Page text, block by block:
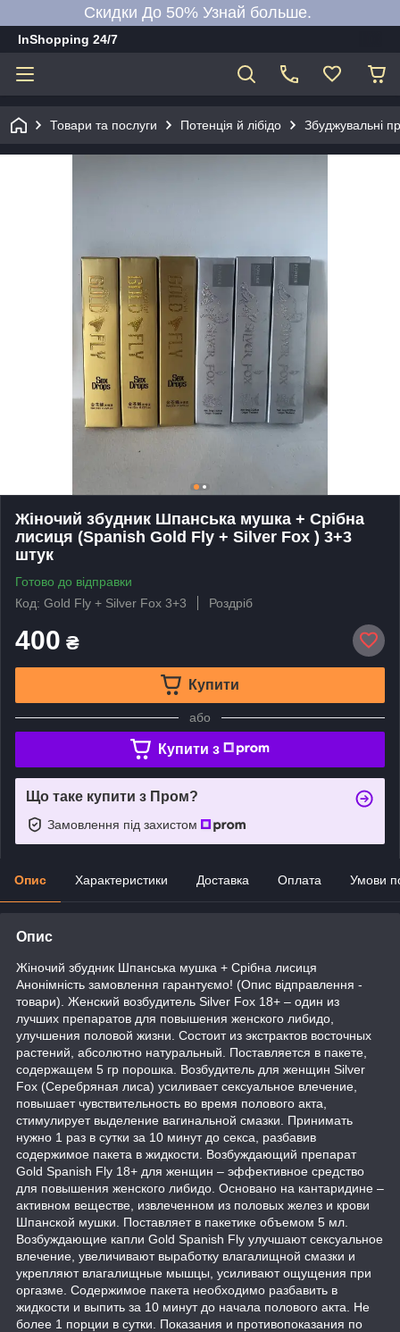
Скидки До 50% Узнай больше.
InShopping 24/7
Товари та послуги Потенція й лібідо Збуджувальні
Жіночий збудник Шпанська мушка + Срібна
лисиця (Spanish Gold Fly + Silver Fox ) 3+3
штук
Готово до відправки
Код: Gold Fly + Silver Fox 3+3
Роздріб
400 ₴
Купити
або
Купити з
Що таке купити з Пром?
Замовлення під захистом
Опис Характеристики Доставка Оплата Умови
Опис
Жіночий збудник Шпанська мушка + Срібна лисиця
Анонімність замовлення гарантуємо! (Опис відправлення -
товари). Женский возбудитель Silver Fox 18+ – один из
лучших препаратов для повышения женского либидо,
улучшения половой жизни. Состоит из экстрактов восточных
растений, абсолютно натуральный. Поставляется в пакете,
содержащем 5 гр порошка. Возбудитель для женщин Silver
Fox (Серебряная лиса) усиливает сексуальное влечение,
повышает чувствительность во время полового акта,
стимулирует выделение вагинальной смазки. Принимать
нужно 1 раз в сутки за 10 минут до секса, разбавив
содержимое пакета в жидкости. Возбуждающий препарат
Gold Spanish Fly 18+ для женщин – эффективное средство
для повышения женского либидо. Основано на кантаридине –
активном веществе, извлеченном из половых желез и крови
Шпанской мушки. Поставляет в пакетике объемом 5 мл.
Возбуждающие капли Gold Spanish Fly улучшают сексуальное
влечение, увеличивают выработку влагалищной смазки и
укрепляют влагалищные мышцы, усиливают ощущения при
оргазме. Содержимое пакета необходимо разбавить в
жидкости и выпить за 10 минут до начала полового акта. Не
более 1 порции в сутки. Показания и противопоказания по